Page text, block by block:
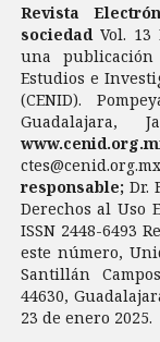
Revista
sociedad Vol. 13
una
Estudios e
(CENID).
Guadalajara,
responsable; Dr.
Derechos al Uso
ISSN 2448-6493
este número,
Santillán
44630,
23 de enero 2025.